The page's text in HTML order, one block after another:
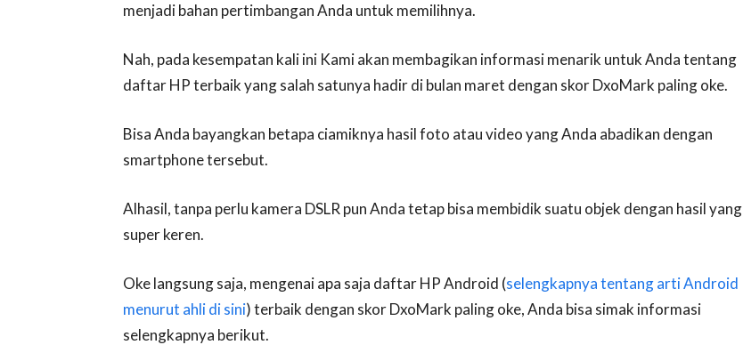
menjadi bahan pertimbangan Anda untuk memilihnya.
Nah, pada kesempatan kali ini Kami akan membagikan informasi menarik untuk Anda tentang
daftar HP terbaik yang salah satunya hadir di bulan maret dengan skor DxoMark paling oke.
Bisa Anda bayangkan betapa ciamiknya hasil foto atau video yang Anda abadikan dengan
smartphone tersebut.
Alhasil, tanpa perlu kamera DSLR pun Anda tetap bisa membidik suatu objek dengan hasil yang
super keren.
Oke langsung saja, mengenai apa saja daftar HP Android (selengkapnya tentang arti Android
menurut ahli di sini) terbaik dengan skor DxoMark paling oke, Anda bisa simak informasi
selengkapnya berikut.